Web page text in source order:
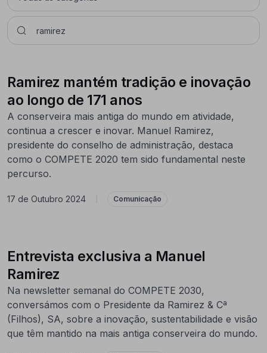
Ramirez mantém tradição e inovação
ao longo de 171 anos
A conserveira mais antiga do mundo em atividade,
continua a crescer e inovar. Manuel Ramirez,
presidente do conselho de administração, destaca
como o COMPETE 2020 tem sido fundamental neste
percurso.
17 de Outubro 2024 Comunicação
Entrevista exclusiva a Manuel
Ramirez
Na newsletter semanal do COMPETE 2030,
conversámos com o Presidente da Ramirez & Cª
(Filhos), SA, sobre a inovação, sustentabilidade e visão
que têm mantido na mais antiga conserveira do mundo.